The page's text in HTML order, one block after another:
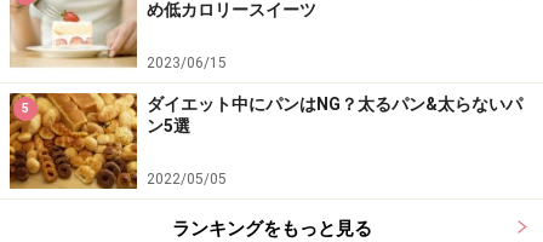
め低カロリースイーツ
2023/06/15
5
ダイエット中にパンはNG？太るパン&太らないパ
ン5選
2022/05/05
ランキングをもっと見る